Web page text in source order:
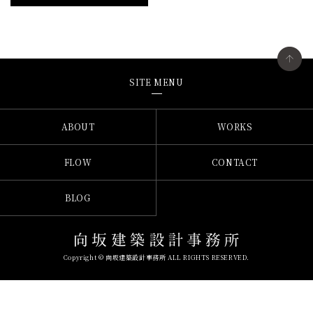
SITE MENU
ABOUT WORKS
FLOW CONTACT
BLOG
Copyright © 向坂建築設計事務所 ALL RIGHTS RESERVED.